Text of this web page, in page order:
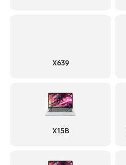
X639
X15B